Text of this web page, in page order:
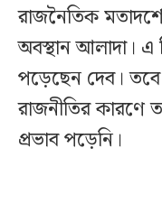
রাজনৈতিক
অবস্থান আলাদা। এ
পড়েছেন দেব। তবে
রাজনীতির কারণে
প্রভাব পড়েনি।